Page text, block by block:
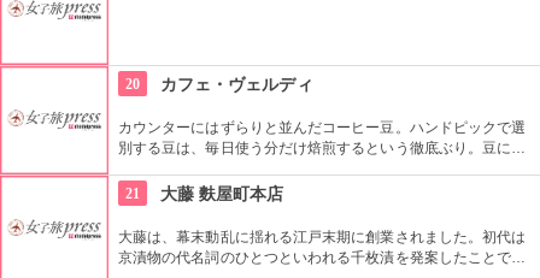
20 カフェ・ヴェルディ
カウンターにはずらりと並んだコーヒー豆。ハンドピックで選
別する豆は、毎日使う分だけ焙煎するという徹底ぶり。豆によ
ソーサーで出てくるのも楽しみの一つ。もちろん豆の販売も行
っています。
21 大藤 麩屋町本店
大藤は、幕末動乱に揺れる江戸末期に創業されました。初代は
京漬物の代名詞のひとつといわれる千枚漬を発案したことで知